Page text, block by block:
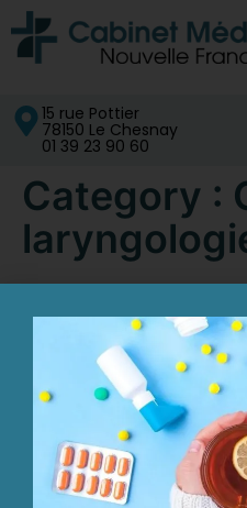
principal
15 rue Pottier
78150 Le Chesnay
01 39 23 90 60
Category :
Dr DUBOIS